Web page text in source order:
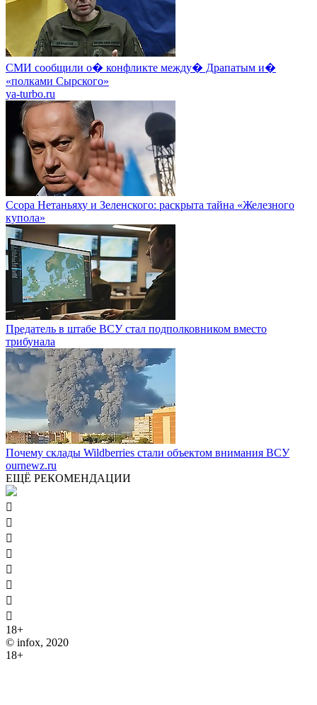
СМИ сообщили о� конфликте между� Драпатым и�
«полками Сырского»
ya-turbo.ru
Ссора Нетаньяху и Зеленского: раскрыта тайна «Железного
купола»
Предатель в штабе ВСУ стал подполковником вместо
трибунала
Почему склады Wildberries стали объектом внимания ВСУ
ournewz.ru
ЕЩЁ РЕКОМЕНДАЦИИ








18+
© infox, 2020
18+